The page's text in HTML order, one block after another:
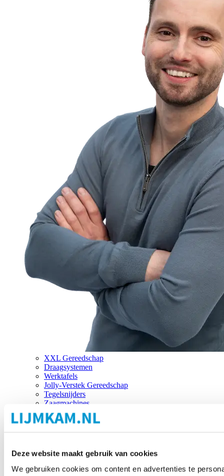
Deze website maakt gebruik van cookies
We gebruiken cookies om content en advertenties te
XXL Gereedschap
Draagsystemen
Werktafels
Jolly-Verstek Gereedschap
Tegelsnijders
Zaagmachines
Merken